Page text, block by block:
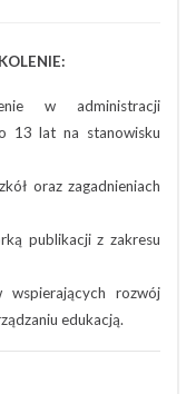
w administracji
13 lat na stanowisku
oraz zagadnieniach
publikacji z zakresu
wspierających rozwój
edukacją.